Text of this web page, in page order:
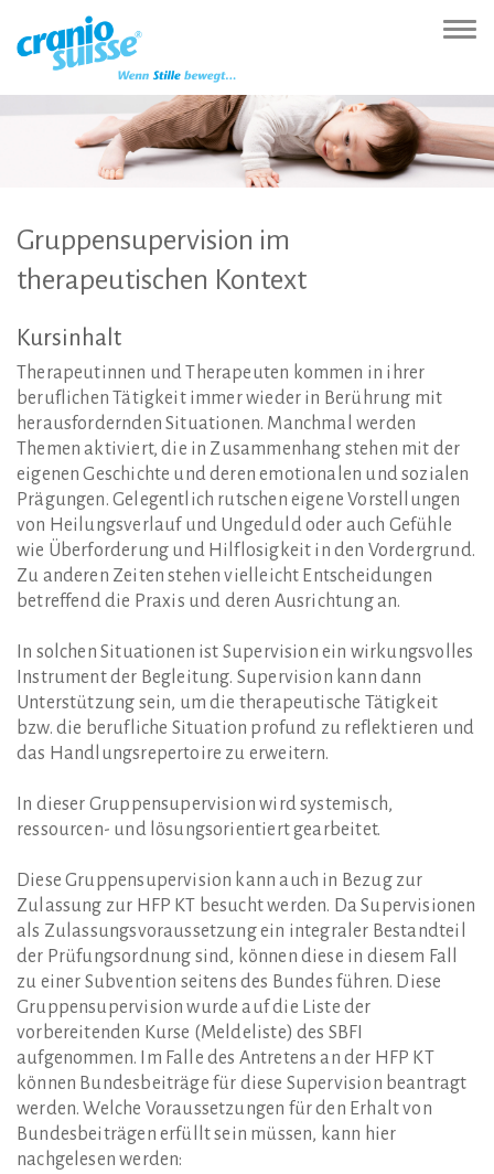
(Accesskey
Hauptnavigation
(Accesskey
Inhalt
(Accesskey
Sprachumschaltung
(Accesskey
Gruppensupervision im
therapeutischen Kontext
Kursinhalt
Therapeutinnen und Therapeuten kommen in ihrer
beruflichen Tätigkeit immer wieder in Berührung mit
herausfordernden Situationen. Manchmal werden
Themen aktiviert, die in Zusammenhang stehen mit der
eigenen Geschichte und deren emotionalen und sozialen
Prägungen. Gelegentlich rutschen eigene Vorstellungen
von Heilungsverlauf und Ungeduld oder auch Gefühle
wie Überforderung und Hilflosigkeit in den Vordergrund.
Zu anderen Zeiten stehen vielleicht Entscheidungen
betreffend die Praxis und deren Ausrichtung an.
In solchen Situationen ist Supervision ein wirkungsvolles
Instrument der Begleitung. Supervision kann dann
Unterstützung sein, um die therapeutische Tätigkeit
bzw. die berufliche Situation profund zu reflektieren und
das Handlungsrepertoire zu erweitern.
In dieser Gruppensupervision wird systemisch,
ressourcen- und lösungsorientiert gearbeitet.
Diese Gruppensupervision kann auch in Bezug zur
Zulassung zur HFP KT besucht werden. Da Supervisionen
als Zulassungsvoraussetzung ein integraler Bestandteil
der Prüfungsordnung sind, können diese in diesem Fall
zu einer Subvention seitens des Bundes führen. Diese
Gruppensupervision wurde auf die Liste der
vorbereitenden Kurse (Meldeliste) des SBFI
aufgenommen. Im Falle des Antretens an der HFP KT
können Bundesbeiträge für diese Supervision beantragt
werden. Welche Voraussetzungen für den Erhalt von
Bundesbeiträgen erfüllt sein müssen, kann hier
nachgelesen werden: